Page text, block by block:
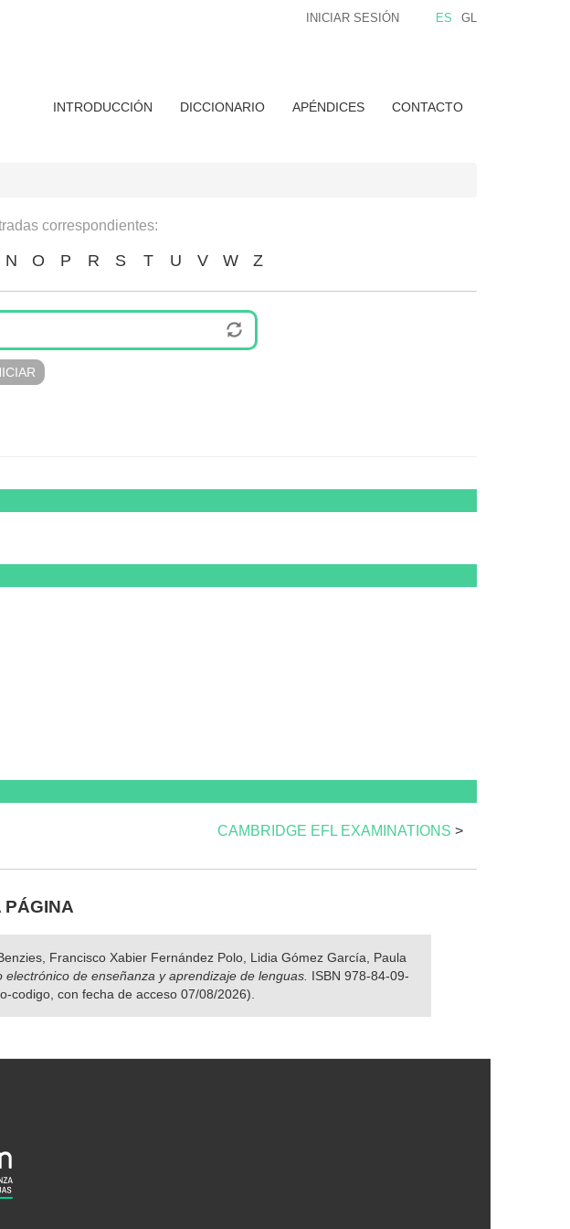
ES GL
INICIAR SESIÓN
INTRODUCCIÓN DICCIONARIO APÉNDICES CONTACTO
correspondientes:
N O P R S T U V W Z
CAMBRIDGE EFL EXAMINATIONS >
PÁGINA
Francisco Xabier Fernández Polo, Lidia Gómez García, Paula
electrónico de enseñanza y aprendizaje de lenguas. ISBN 978-84-09-
codigo, con fecha de acceso 07/08/2026).